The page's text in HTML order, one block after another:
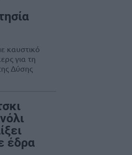
καυστικό
για τη
Δύσης
έδρα